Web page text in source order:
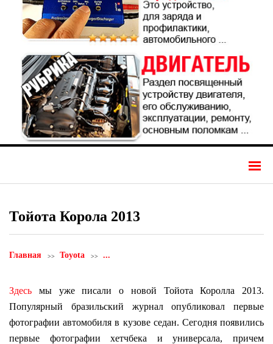
Тойота Корола 2013
Главная Toyota ...
Здесь мы уже писали о новой Тойота Королла 2013.
Популярный бразильский журнал опубликовал первые
фотографии автомобиля в кузове седан. Сегодня появились
первые фотографии хетчбека и универсала, причем